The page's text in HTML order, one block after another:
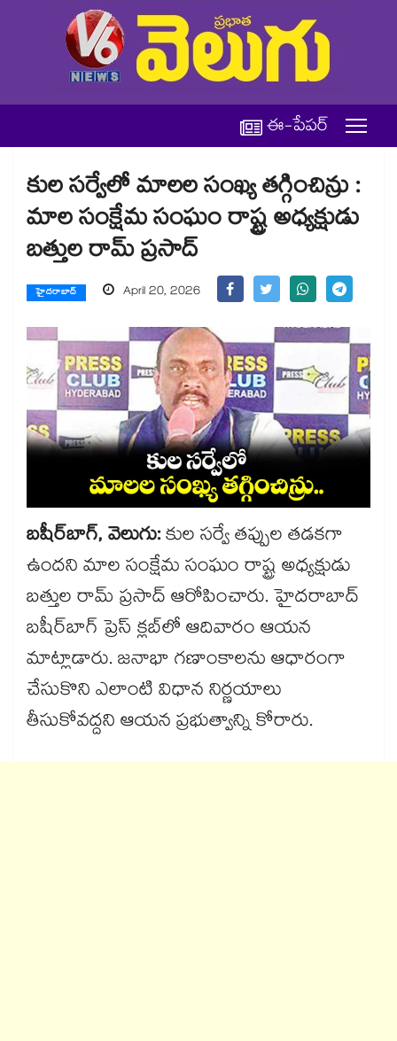
ఈ-పేపర్
కుల సర్వేలో మాలల సంఖ్య తగ్గించిన్రు :
మాల సంక్షేమ సంఘం రాష్ట్ర అధ్యక్షుడు
బత్తుల రామ్ ప్రసాద్
హైదరాబాద్ April 20, 2026
బషీర్‌‌‌‌‌‌‌‌బాగ్, వెలుగు:కుల సర్వే తప్పుల తడకగా
ఉందని మాల సంక్షేమ సంఘం రాష్ట్ర అధ్యక్షుడు
బత్తుల రామ్ ప్రసాద్ ఆరోపించారు. హైదరాబాద్
బషీర్‌‌‌‌‌‌‌‌బాగ్ ప్రెస్ క్లబ్‌‌‌‌‌‌‌‌లో ఆదివారం ఆయన
మాట్లాడారు. జనాభా గణాంకాలను ఆధారంగా
చేసుకొని ఎలాంటి విధాన నిర్ణయాలు
తీసుకోవద్దని ఆయన ప్రభుత్వాన్ని కోరారు.